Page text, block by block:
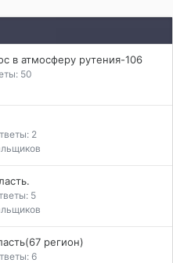
в атмосферу рутения-106
50
2
5
регион)
6